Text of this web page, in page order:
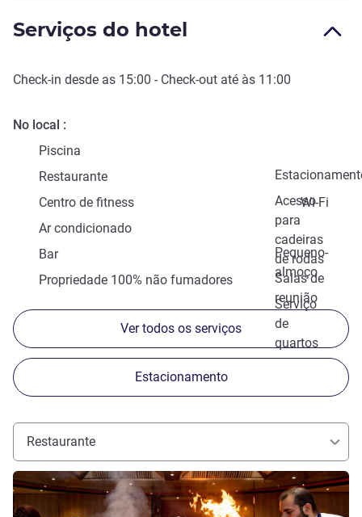
Serviços do hotel
Check-in desde as 15:00 - Check-out até às 11:00
No local
Piscina
Restaurante
Acesso
para
cadeiras
de rodas
Centro de fitness
Wi-Fi
Ar condicionado
Pequeno-
almoço
Bar
Salas de
reunião
Propriedade 100% não fumadores
Serviço
de
quartos
Ver todos os serviços
Estacionamento
Restaurante
Ver detalhes